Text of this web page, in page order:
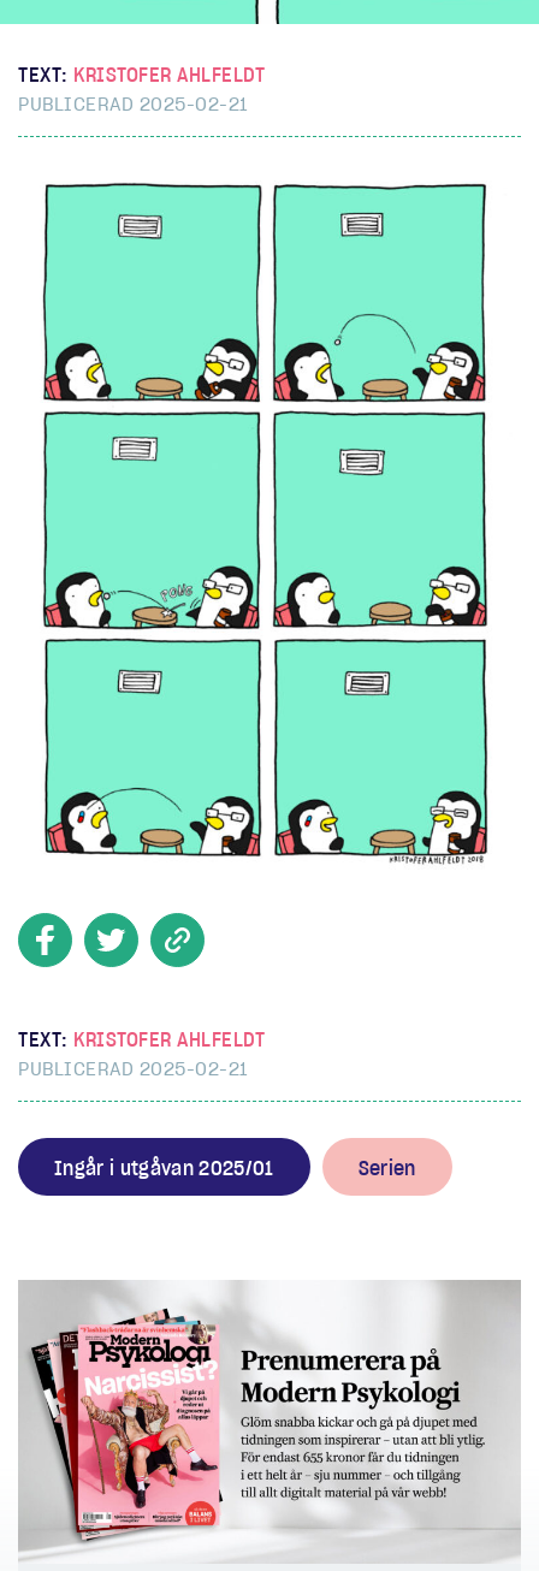
TEXT: KRISTOFER AHLFELDT
PUBLICERAD 2025-02-21
TEXT: KRISTOFER AHLFELDT
PUBLICERAD 2025-02-21
Ingår i utgåvan 2025/01 Serien